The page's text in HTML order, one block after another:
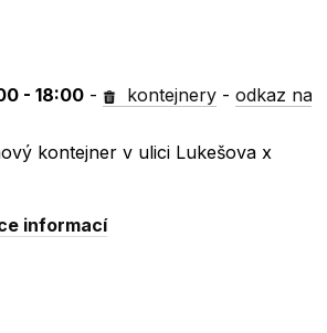
- 18:00 - kontejnery -odkaz na
kontejner v ulici Lukešova x
informací